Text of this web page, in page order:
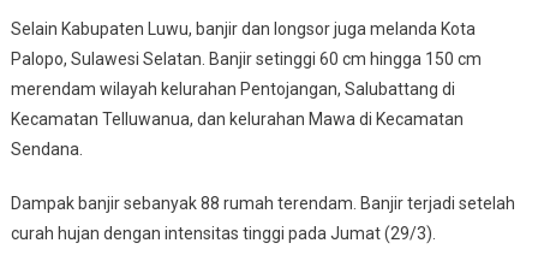
Selain Kabupaten Luwu, banjir dan longsor juga melanda Kota
Palopo, Sulawesi Selatan. Banjir setinggi 60 cm hingga 150 cm
merendam wilayah kelurahan Pentojangan, Salubattang di
Kecamatan Telluwanua, dan kelurahan Mawa di Kecamatan
Sendana.
Dampak banjir sebanyak 88 rumah terendam. Banjir terjadi setelah
curah hujan dengan intensitas tinggi pada Jumat (29/3).